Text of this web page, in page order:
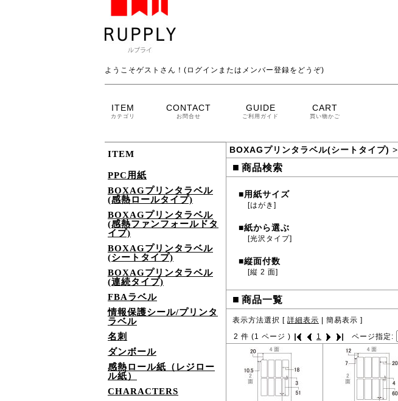
ようこそゲストさん！(ログインまたはメンバー登録をどうぞ)
ITEM
カテゴリ
CONTACT
お問合せ
GUIDE
ご利用ガイド
CART
買い物かご
ITEM
PPC用紙
BOXAGプリンタラベル
(感熱ロールタイプ)
BOXAGプリンタラベル
(感熱ファンフォールドタ
イプ)
BOXAGプリンタラベル
(シートタイプ)
BOXAGプリンタラベル
(連続タイプ)
FBAラベル
情報保護シール/プリンタ
ラベル
名刺
ダンボール
感熱ロール紙（レジロー
ル紙）
CHARACTERS
BOXAGプリンタラベル(シートタイプ) >
■ 商品検索
■用紙サイズ
[はがき]
■紙から選ぶ
[光沢タイプ]
■縦面付数
[縦 2 面]
■ 商品一覧
表示方法選択 [ 詳細表示 簡易表示 ]
2 件 (1 ページ ) 1 ページ指定: